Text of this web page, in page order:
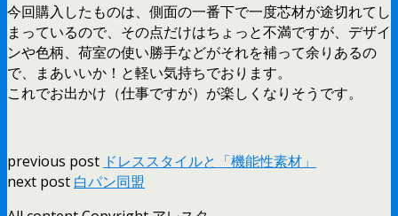
今回購入したものは、側面の一番下で一度芯材が途切れてし
まっているので、その点だけはちょっと不満ですが、デザイ
ンや色柄、荷室の使い勝手などがそれを補って余りあるの
で、まあいいか！と軽い気持ちでおります。
これでお出かけ（仕事ですが）が楽しくなりそうです。
previous post ドレススタイルと「機能性素材」
next post 白パン同盟